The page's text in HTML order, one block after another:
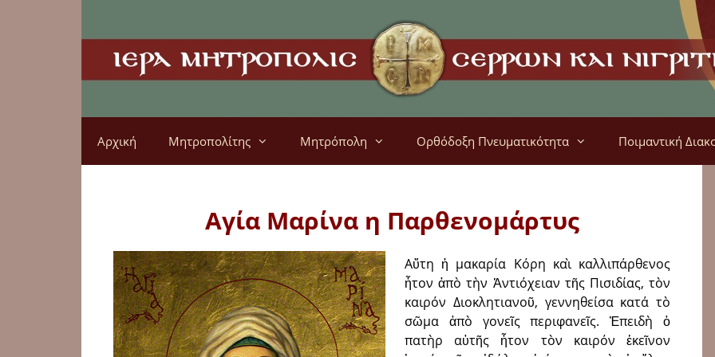
Αρχική Μητροπολίτης Μητρόπολη Ορθόδοξη Πνευματικότητα Ποιμαντική
Αγία Μαρίνα η Παρθενομάρτυς
Αὕτη ἡ μακαρία Κόρη καὶ καλλιπάρθενος
ἦτον ἀπὸ τὴν Ἀντιόχειαν τῆς Πισιδίας, τὸν
καιρόν Διοκλητιανοῦ, γεννηθείσα κατά τὸ
σῶμα ἀπὸ γονεῖς περιφανεῖς. Ἐπειδὴ ὁ
πατὴρ αὐτῆς ἦτον τὸν καιρόν ἐκεῖνον